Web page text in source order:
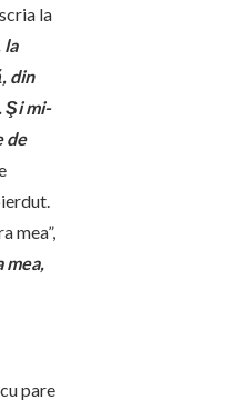
la
la
din
Şi mi-
de
mea”,
mea,
pare